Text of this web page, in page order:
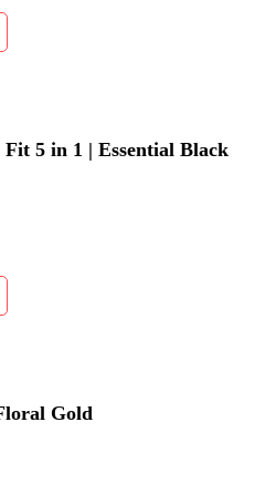
5 in 1 | Essential Black
Gold